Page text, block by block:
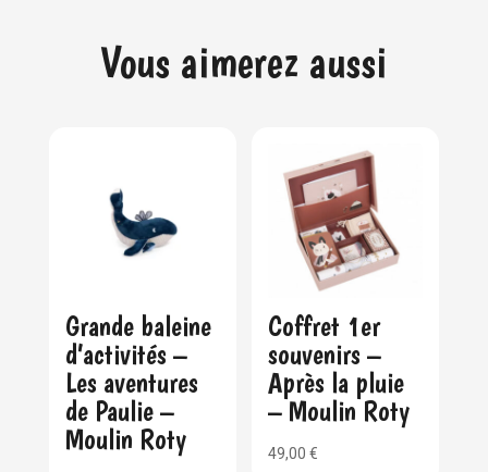
Vous aimerez aussi
Grande baleine
d’activités –
Les aventures
de Paulie –
Moulin Roty
Coffret 1er
souvenirs –
Après la pluie
– Moulin Roty
49,00€